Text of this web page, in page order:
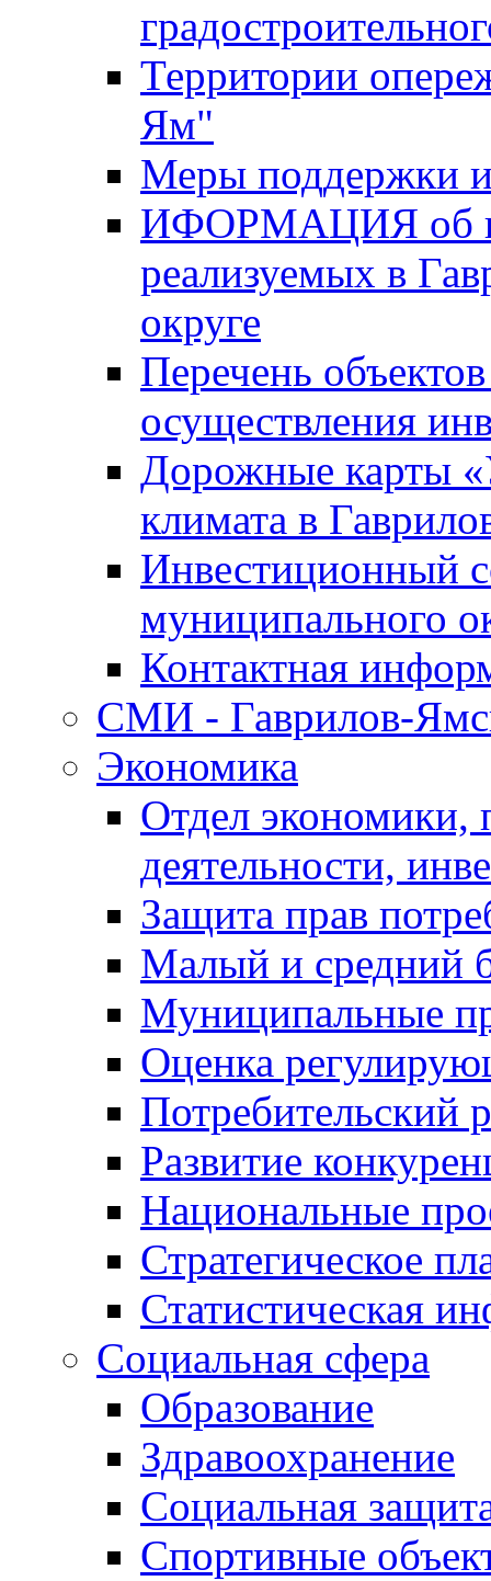
Территории
Ям"
Меры поддержки
ИФОРМАЦИЯ об
реализуемых в
округе
Перечень
осуществления
Дорожные карты
климата в
Инвестиционный
муниципального
Контактная
СМИ - Гаврилов-
Экономика
Отдел экономики,
деятельности,
Защита прав
Малый и средний
Муниципальные
Оценка
Потребительский
Развитие
Национальные
Стратегическое
Статистическая
Социальная сфера
Образование
Здравоохранение
Социальная
Спортивные